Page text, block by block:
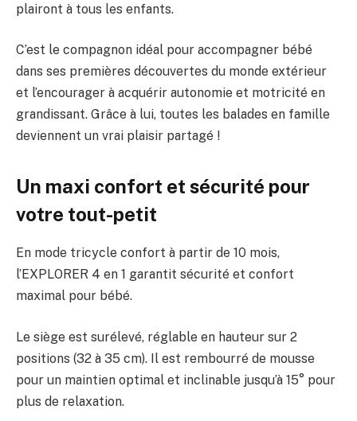
plairont à tous les enfants.
C’est le compagnon idéal pour accompagner bébé
dans ses premières découvertes du monde extérieur
et l’encourager à acquérir autonomie et motricité en
grandissant. Grâce à lui, toutes les balades en famille
deviennent un vrai plaisir partagé !
Un maxi confort et sécurité pour
votre tout-petit
En mode tricycle confort à partir de 10 mois,
l’EXPLORER 4 en 1 garantit sécurité et confort
maximal pour bébé.
Le siège est surélevé, réglable en hauteur sur 2
positions (32 à 35 cm). Il est rembourré de mousse
pour un maintien optimal et inclinable jusqu’à 15° pour
plus de relaxation.